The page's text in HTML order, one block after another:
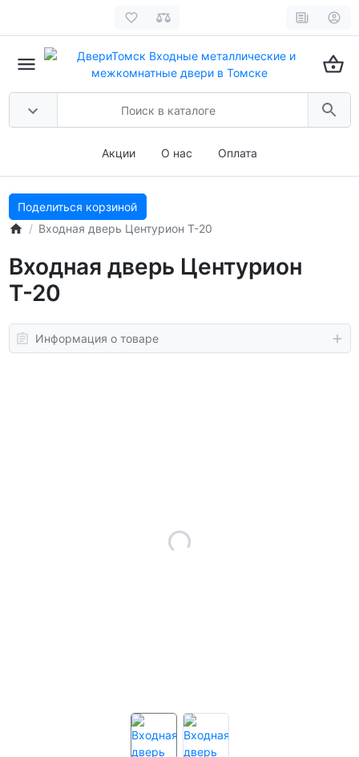
Акции О нас Оплата
Поделиться корзиной
Входная дверь Центурион Т-20
Входная дверь Центурион
Т-20
Информация о товаре